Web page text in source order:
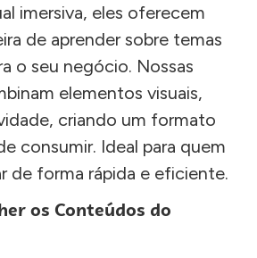
imersiva, eles oferecem
de aprender sobre temas
o seu negócio. Nossas
elementos visuais,
criando um formato
consumir. Ideal para quem
de forma rápida e eficiente.
os Conteúdos do